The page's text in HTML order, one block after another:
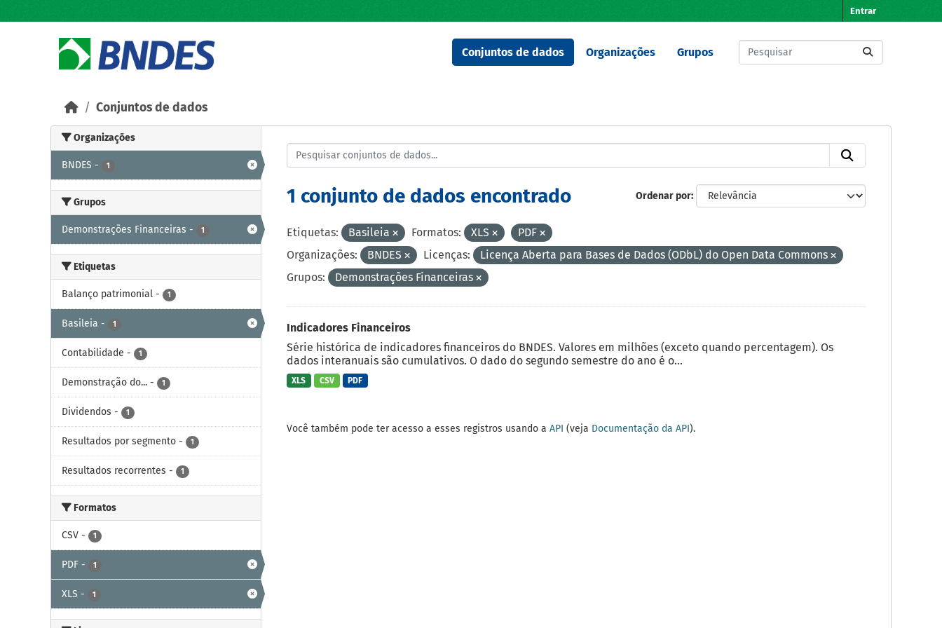
Entrar
Conjuntos de dados Organizações Grupos
Conjuntos de dados
Organizações
BNDES - 1
Grupos
Demonstrações Financeiras - 1
Etiquetas
Balanço patrimonial - 1
Basileia - 1
Contabilidade - 1
Demonstração do... - 1
Dividendos - 1
Resultados por segmento - 1
Resultados recorrentes - 1
Formatos
CSV - 1
PDF - 1
XLS - 1
Ordenar por
1 conjunto de dados encontrado
Etiquetas: Basileia Formatos: XLS
PDF
Organizações:
BNDES Licenças:
Licença Aberta para Bases de Dados (ODbL) do Open Data Commons
Grupos:
Demonstrações Financeiras
Indicadores Financeiros
Série histórica de indicadores financeiros do BNDES. Valores em milhões (exceto quando percentagem). Os
dados interanuais são cumulativos. O dado do segundo semestre do ano é o...
XLS CSV PDF
Você também pode ter acesso a esses registros usando a API (veja Documentação da API).